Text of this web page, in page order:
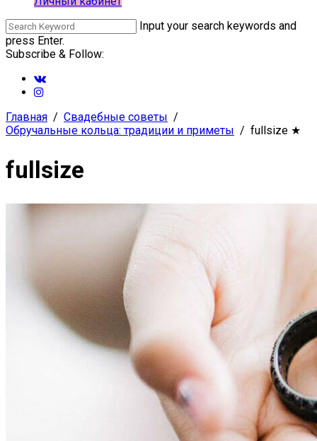
Input your search keywords and
press Enter.
Subscribe & Follow:
Главная
Свадебные советы
Обручальные кольца: традиции и приметы
fullsize ★
fullsize